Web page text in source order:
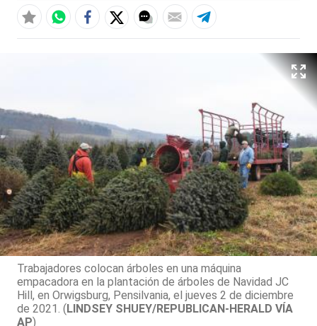
Trabajadores colocan árboles en una máquina
empacadora en la plantación de árboles de Navidad JC
Hill, en Orwigsburg, Pensilvania, el jueves 2 de diciembre
de 2021. (LINDSEY SHUEY/REPUBLICAN-HERALD VÍA
AP)